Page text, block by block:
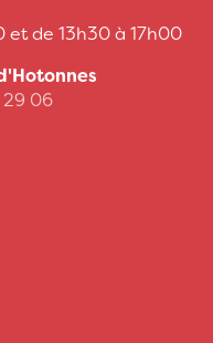
et de 13h30 à 17h00
29 06